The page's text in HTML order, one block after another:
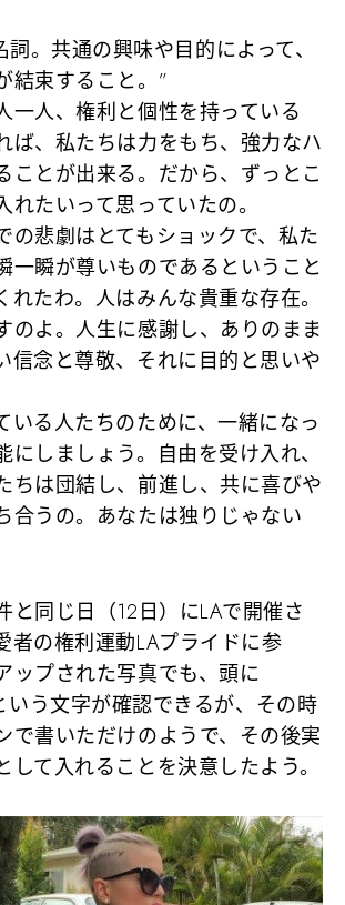
詞。共通の興味や目的によって、
結束すること。”
一人、権利と個性を持っている
ば、私たちは力をもち、強力なハ
ことが出来る。だから、ずっとこ
れたいって思っていたの。
の悲劇はとてもショックで、私た
一瞬が尊いものであるということ
れたわ。人はみんな貴重な存在。
のよ。人生に感謝し、ありのまま
信念と尊敬、それに目的と思いや
いる人たちのために、一緒になっ
にしましょう。自由を受け入れ、
ちは団結し、前進し、共に喜びや
合うの。あなたは独りじゃない
同じ日（12日）にLAで開催さ
者の権利運動LAプライドに参
ップされた写真でも、頭に
いう文字が確認できるが、その時
で書いただけのようで、その後実
して入れることを決意したよう。